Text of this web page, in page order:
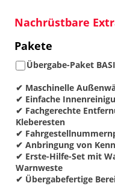
Nachrüstbare
Pakete
Übergabe-Paket
✔ Maschinelle
✔ Einfache
✔ Fachgerechte
Kleberesten
✔
✔ Anbringung von
✔ Erste-Hilfe-Set mit
Warnweste
✔ Übergabefertige